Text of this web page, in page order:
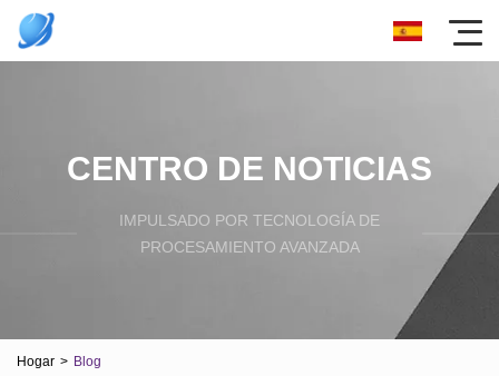
CENTRO DE NOTICIAS
IMPULSADO POR TECNOLOGÍA DE
PROCESAMIENTO AVANZADA
Hogar > Blog